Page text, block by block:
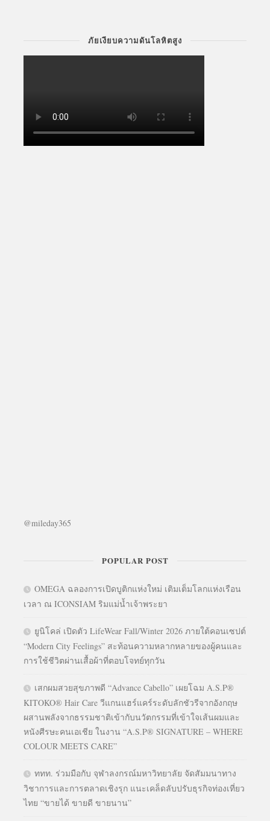
ภัยเงียบความดันโลหิตสูง
@mileday365
POPULAR POST
OMEGA ฉลองการเปิดบูติกแห่งใหม่ เติมเต็มโลกแห่งเรือน
เวลา ณ ICONSIAM ริมแม่น้ำเจ้าพระยา
ยูนิโคล่ เปิดตัว LifeWear Fall/Winter 2026 ภายใต้คอนเซปต์
“Modern City Feelings” สะท้อนความหลากหลายของผู้คนและ
การใช้ชีวิตผ่านเสื้อผ้าที่ตอบโจทย์ทุกวัน
เสกผมสวยสุขภาพดี “Advance Cabello” เผยโฉม A.S.P®
KITOKO® Hair Care วีแกนแฮร์แคร์ระดับลักชัวรีจากอังกฤษ
ผสานพลังจากธรรมชาติเข้ากับนวัตกรรมที่เข้าใจเส้นผมและ
หนังศีรษะคนเอเชีย ในงาน “A.S.P® SIGNATURE – WHERE
COLOUR MEETS CARE”
ททท. ร่วมมือกับ จุฬาลงกรณ์มหาวิทยาลัย จัดสัมมนาทาง
วิชาการและการตลาดเชิงรุก แนะเคล็ดลับปรับธุรกิจท่องเที่ยว
ไทย “ขายได้ ขายดี ขายนาน”